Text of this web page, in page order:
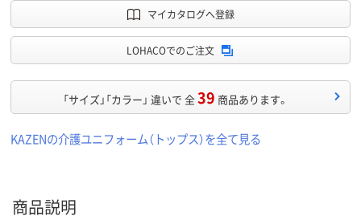
マイカタログへ登録
LOHACOでのご注文
「サイズ」「カラー」 違いで 全39 商品あります。
KAZENの介護ユニフォーム（トップス）を全て見る
商品説明